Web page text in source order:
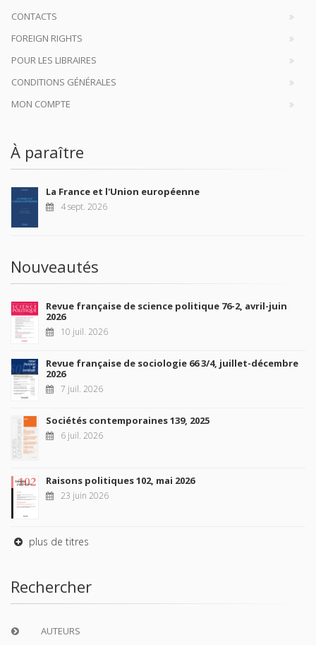
CONTACTS
FOREIGN RIGHTS
POUR LES LIBRAIRES
CONDITIONS GÉNÉRALES
MON COMPTE
À paraître
La France et l'Union européenne
4 sept. 2026
Nouveautés
Revue française de science politique 76-2, avril-juin
2026
10 juil. 2026
Revue française de sociologie 66 3/4, juillet-décembre
2026
7 juil. 2026
Sociétés contemporaines 139, 2025
6 juil. 2026
Raisons politiques 102, mai 2026
23 juin 2026
plus de titres
Rechercher
AUTEURS